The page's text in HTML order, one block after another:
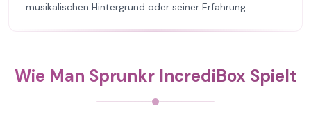
musikalischen Hintergrund oder seiner Erfahrung.
Wie Man Sprunkr IncrediBox Spielt